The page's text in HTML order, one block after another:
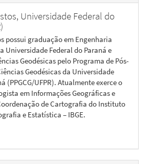
Universidade Federal do
possui graduação em Engenharia
Universidade Federal do Paraná e
Geodésicas pelo Programa de Pós-
Geodésicas da Universidade
(PPGCG/UFPR). Atualmente exerce o
em Informações Geográficas e
de Cartografia do Instituto
e Estatística – IBGE.